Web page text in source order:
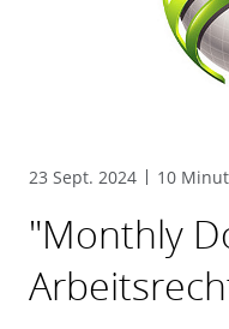
23 Sept. 2024 10
"Monthly